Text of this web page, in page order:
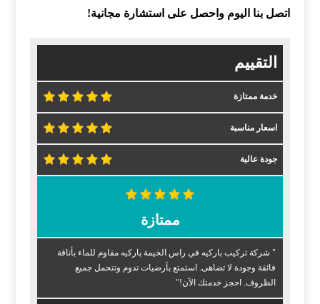
اتصل بنا اليوم واحصل على استشارة مجانية!
التقييم
خدمة ممتازة
اسعار مناسبة
جودة عالية
ممتازة
" شركة تركيب باركيه في راس الخيمة باركيه مقاوم للماء بأناقة
فائقة وجودة لا تضاهى. استمتع بأرضيات تدوم وتتحمل جميع
الظروف. احجز خدمتك الآن!"